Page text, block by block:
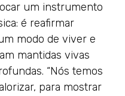
um instrumento
é reafirmar
modo de viver e
mantidas vivas
“Nós temos
para mostrar